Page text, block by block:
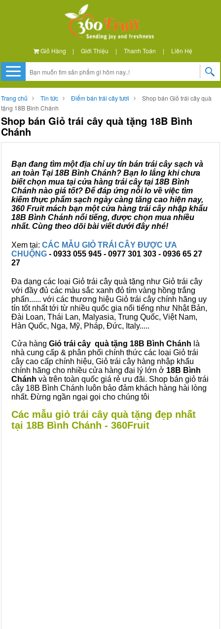
Giỏ Hàng | Giới Thiệu | Thanh Toán | Liên Hệ
Trang chủ Tin tức Điểm bán trái cây tươi
Shop bán Giỏ trái cây quà
tặng 18B Bình Chánh
Shop bán Giỏ trái cây quà tặng 18B Bình
Chánh
Bạn đang tìm một địa chỉ uy tín bán trái cây sạch và
an toàn Tại 18B Bình Chánh? Bạn lo lắng khi chưa
biết chọn mua tại cửa hàng trái cây tại 18B Bình
Chánh nào giá tốt? Để đáp ứng nỗi lo về việc tìm
kiếm thực phẩm sạch ngày càng tăng cao hiện nay,
360 Fruit mách bạn một cửa hàng trái cây nhập khẩu
18B Bình Chánh nổi tiếng, được chọn mua nhiều
nhất. Cùng theo dõi bài viết dưới đây nhé!
Xem tại: CÁC MẪU GIỎ TRÁI CÂY ĐƯỢC ƯA
CHUỘNG - 0933 055 945 - 0977 301 303 - 0936 65 27
27
Đa dạng các loại Giỏ trái cây quà tặng như Giỏ trái cây
với đầy đủ các màu sắc xanh đỏ tím vàng hồng trắng
phấn...... với các thương hiệu Giỏ trái cây chính hãng uy
tín tốt nhất tới từ nhiều quốc gia nổi tiếng như Nhật Bản,
Đài Loan, Thái Lan, Malyasia, Trung Quốc, Việt Nam,
Hàn Quốc, Nga, Mỹ, Pháp, Đức, Italy.....
Cửa hàng Giỏ trái cây quà tặng 18B Bình Chánh là
nhà cung cấp & phân phối chính thức các loại Giỏ trái
cây cao cấp chính hiệu, Giỏ trái cây hàng nhập khẩu
chính hãng cho nhiều cửa hàng đại lý lớn ở 18B Bình
Chánh và trên toàn quốc giá rẻ ưu đãi. Shop bán giỏ trái
cây 18B Bình Chánh luôn bảo đảm khách hàng hài lòng
nhất. Đừng ngần ngại gọi cho chúng tôi
Các mẫu giỏ trái cây quà tặng đẹp nhất
tại 18B Bình Chánh - 360Fruit